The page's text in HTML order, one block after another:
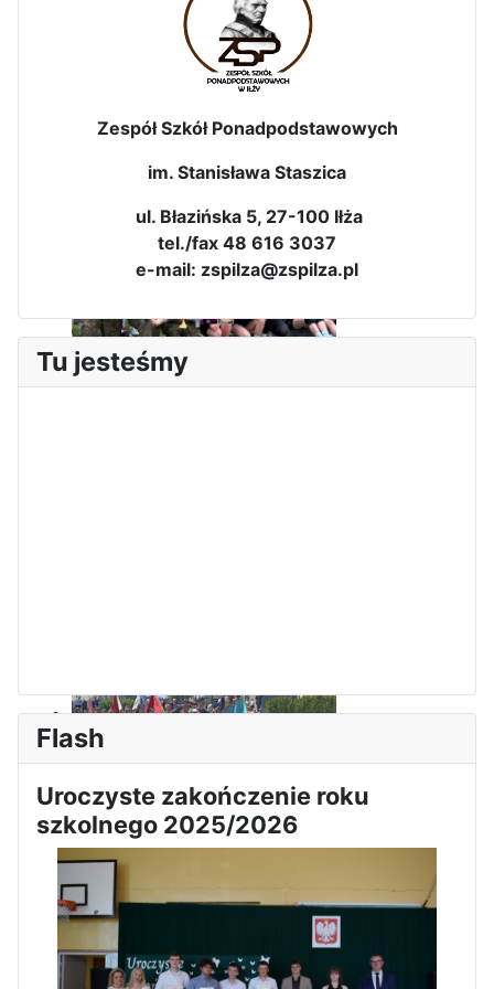
Dni Leśmianowskie 2026
Sukces Kingi na XXXVI
Olimpiadzie Teologii Katolickiej
Obchody Święta Konstytucji 3
Maja w Iłży
Zespół Szkół Ponadpodstawowych
im. Stanisława Staszica
ul. Błazińska 5, 27-100 Iłża
tel./fax 48 616 3037
e-mail: zspilza@zspilza.pl
Tu jesteśmy
Flash
Uroczyste zakończenie roku
szkolnego 2025/2026